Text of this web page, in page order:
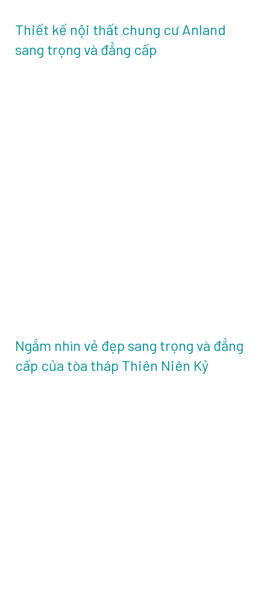
Thiết kế nội thất chung cư Anland
sang trọng và đẳng cấp
Ngắm nhìn vẻ đẹp sang trọng và đẳng
cấp của tòa tháp Thiên Niên Kỷ